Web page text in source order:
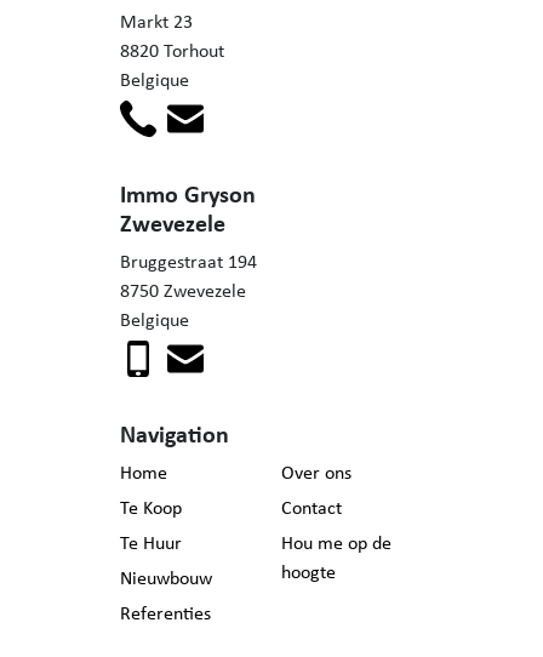
Markt 23
8820 Torhout
Belgique
Immo Gryson
Zwevezele
Bruggestraat 194
8750 Zwevezele
Belgique
Navigation
Home
Te Koop
Te Huur
Nieuwbouw
Referenties
Over ons
Contact
Hou me op de
hoogte